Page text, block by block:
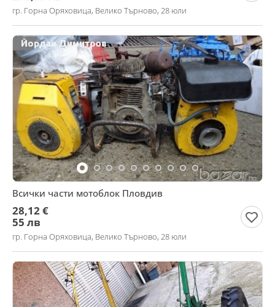
гр. Горна Оряховица, Велико Търново, 28 юли
Всички части мотоблок Пловдив
28,12 €
55 лв
гр. Горна Оряховица, Велико Търново, 28 юли